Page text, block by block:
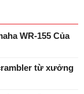
WR-155 Của
từ xưởng